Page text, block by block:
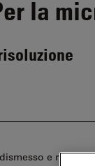
la
e non è